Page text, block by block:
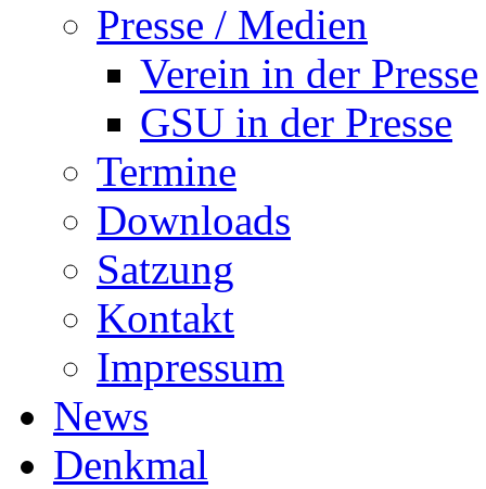
Presse / Medien
Verein in der Presse
GSU in der Presse
Termine
Downloads
Satzung
Kontakt
Impressum
News
Denkmal